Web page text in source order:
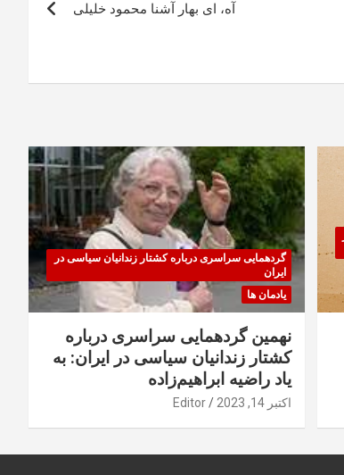
آه، ای بهار آشنا محمود خلیلی
گردهمایی سراسری درباره کشتار زندانیان سیاسی در
ایران
یادمان ها
نهمین گردهمایی سراسری درباره
کشتار زندانیان سیاسی در ایران: به
یاد راضیه ابراهیم‌زاده
اکتبر 14, 2023 Editor